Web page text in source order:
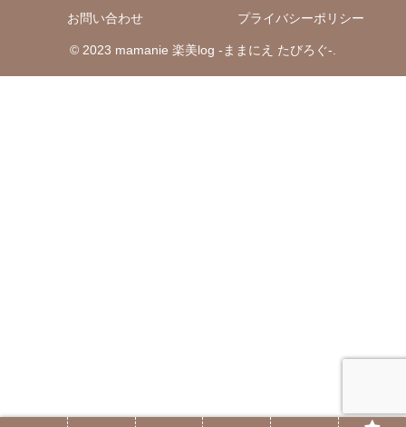
お問い合わせ
プライバシーポリシー
© 2023 mamanie 楽美log -ままにえ たびろぐ-.